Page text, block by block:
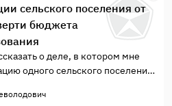
сельского поселения от
бюджета
о деле, в котором мне
одного сельского поселения
равного по размеру ¼
образования, а главу